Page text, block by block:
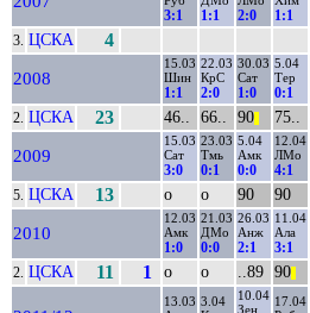
3:1 1:1 2:0 1:1
3. ЦСКА 4
2008
15.03
Шин
1:1
22.03
КрС
2:0
30.03
Сат
1:0
5.04
Тер
0:1
2. ЦСКА 23 46.. 66.. 90 75..
2009
15.03
Сат
3:0
23.03
Тмь
0:1
5.04
Амк
0:0
12.04
ЛМо
4:1
5. ЦСКА 13 о о 90 90
2010
12.03
Амк
1:0
21.03
ДМо
0:0
26.03
Анж
2:1
11.04
Ала
3:1
2. ЦСКА 11 1 о о ..89 90
13.03 3.04
10.04
Зен
17.04